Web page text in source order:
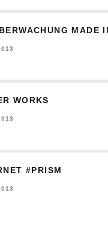
MADE
WORKS
#PRISM